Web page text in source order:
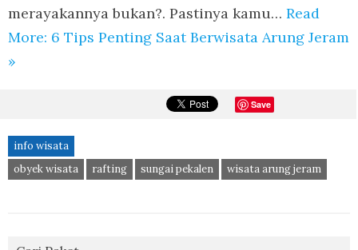
merayakannya bukan?. Pastinya kamu… Read
More: 6 Tips Penting Saat Berwisata Arung Jeram
»
Save
info wisata
obyek wisata
rafting sungai pekalen wisata arung jeram